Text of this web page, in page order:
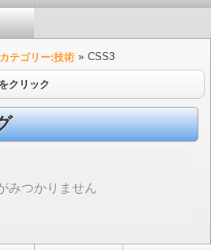
カテゴリー:技術 » CSS3
クリック
みつかりません